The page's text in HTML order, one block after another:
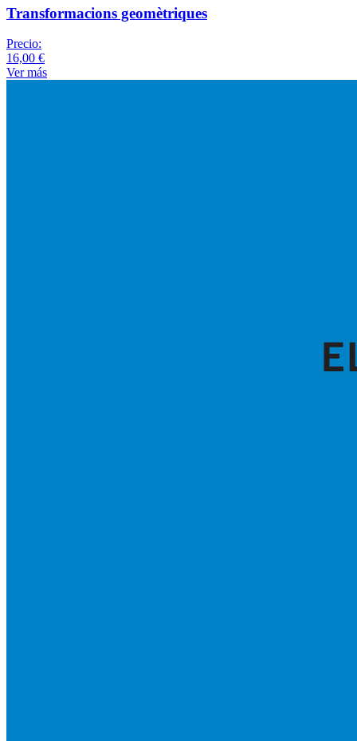
Transformacions geomètriques
Precio:
16,00 €
Ver más